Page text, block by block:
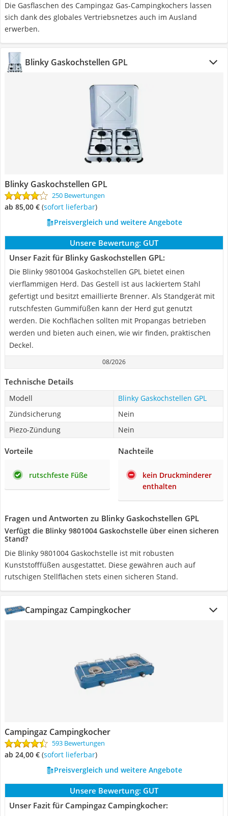
Die Gasflaschen des Campingaz Gas-Campingkochers lassen
sich dank des globales Vertriebsnetzes auch im Ausland
erwerben.
Blinky Gaskochstellen GPL
Blinky Gaskochstellen GPL
250 Bewertungen
ab 85,00 € ( Sofort lieferbar)
Preisvergleich und weitere Angebote
Unsere Bewertung: GUT
Unser Fazit für Blinky Gaskochstellen GPL:
Die Blinky 9801004 Gaskochstellen GPL bietet einen
vierflammigen Herd. Das Gestell ist aus lackiertem Stahl
gefertigt und besitzt emaillierte Brenner. Als Standgerät mit
rutschfesten Gummifüßen kann der Herd gut genutzt
werden. Die Kochflächen sollten mit Propangas betrieben
werden und bieten auch einen, wie wir finden, praktischen
Deckel.
08/2026
Technische Details
Modell
Blinky Gaskochstellen GPL
Zündsicherung
Nein
Piezo-Zündung
Nein
Vorteile
rutschfeste Füße
Nachteile
kein Druckminderer
enthalten
Fragen und Antworten zu Blinky Gaskochstellen GPL
Verfügt die Blinky 9801004 Gaskochstelle über einen sicheren
Stand?
Die Blinky 9801004 Gaskochstelle ist mit robusten
Kunststofffüßen ausgestattet. Diese gewähren auch auf
rutschigen Stellflächen stets einen sicheren Stand.
Campingaz Campingkocher
Campingaz Campingkocher
593 Bewertungen
ab 24,00 € ( Sofort lieferbar)
Preisvergleich und weitere Angebote
Unsere Bewertung: GUT
Unser Fazit für Campingaz Campingkocher: